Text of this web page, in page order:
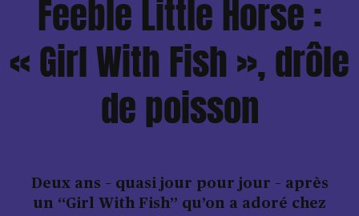
Feeble Little Horse :
« Girl With Fish », drôle
de poisson
Deux ans – quasi jour pour jour – après
un “Girl With Fish” qu’on a adoré chez